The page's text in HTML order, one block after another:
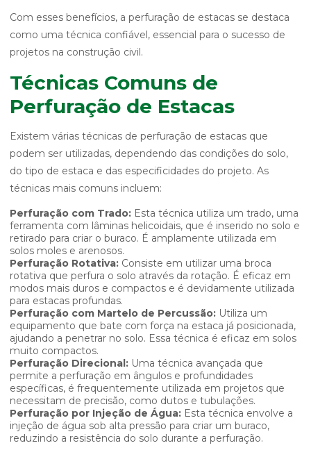
Com esses benefícios, a perfuração de estacas se destaca
como uma técnica confiável, essencial para o sucesso de
projetos na construção civil.
Técnicas Comuns de
Perfuração de Estacas
Existem várias técnicas de perfuração de estacas que
podem ser utilizadas, dependendo das condições do solo,
do tipo de estaca e das especificidades do projeto. As
técnicas mais comuns incluem:
Perfuração com Trado: Esta técnica utiliza um trado, uma
ferramenta com lâminas helicoidais, que é inserido no solo e
retirado para criar o buraco. É amplamente utilizada em
solos moles e arenosos.
Perfuração Rotativa: Consiste em utilizar uma broca
rotativa que perfura o solo através da rotação. É eficaz em
modos mais duros e compactos e é devidamente utilizada
para estacas profundas.
Perfuração com Martelo de Percussão: Utiliza um
equipamento que bate com força na estaca já posicionada,
ajudando a penetrar no solo. Essa técnica é eficaz em solos
muito compactos.
Perfuração Direcional: Uma técnica avançada que
permite a perfuração em ângulos e profundidades
específicas, é frequentemente utilizada em projetos que
necessitam de precisão, como dutos e tubulações.
Perfuração por Injeção de Água: Esta técnica envolve a
injeção de água sob alta pressão para criar um buraco,
reduzindo a resistência do solo durante a perfuração.